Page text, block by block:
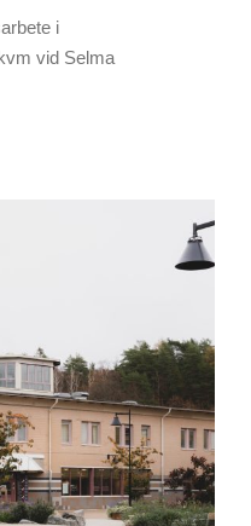
i
vid Selma